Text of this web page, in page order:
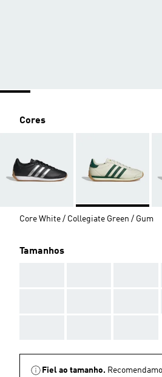
Cores
Core White / Collegiate Green / Gum
Tamanhos
Fiel ao tamanho.